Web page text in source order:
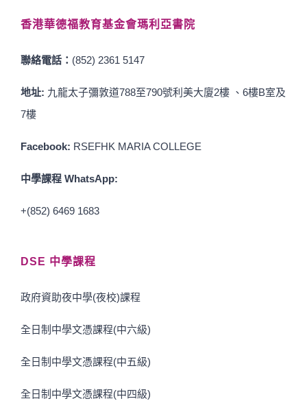
香港華德福教育基金會瑪利亞書院
聯絡電話： (852) 2361 5147
地址: 九龍太子彌敦道788至790號利美大廈2樓 、6樓B室及
7樓
Facebook: RSEFHK MARIA COLLEGE
中學課程 WhatsApp:
+(852) 6469 1683
DSE 中學課程
政府資助夜中學(夜校)課程
全日制中學文憑課程(中六級)
全日制中學文憑課程(中五級)
全日制中學文憑課程(中四級)